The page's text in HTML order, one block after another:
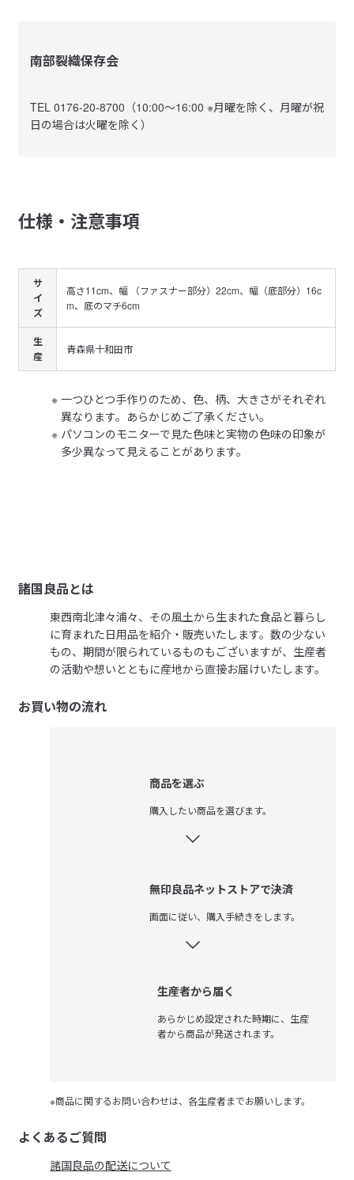
南部裂織保存会
TEL 0176-20-8700（10:00～16:00 ※月曜を除く、月曜が祝
日の場合は火曜を除く）
仕様・注意事項
サ
イ
ズ
高さ11cm、幅 （ファスナー部分）22cm、幅（底部分）16c
m、底のマチ6cm
生
産
青森県十和田市
一つひとつ手作りのため、色、柄、大きさがそれぞれ
異なります。あらかじめご了承ください。
パソコンのモニターで見た色味と実物の色味の印象が
多少異なって見えることがあります。
諸国良品とは
東西南北津々浦々、その風土から生まれた食品と暮らし
に育まれた日用品を紹介・販売いたします。数の少ない
もの、期間が限られているものもございますが、生産者
の活動や想いとともに産地から直接お届けいたします。
お買い物の流れ
商品を選ぶ
購入したい商品を選びます。
無印良品ネットストアで決済
画面に従い、購入手続きをします。
生産者から届く
あらかじめ設定された時期に、生産
者から商品が発送されます。
※商品に関するお問い合わせは、各生産者までお願いします。
よくあるご質問
諸国良品の配送について